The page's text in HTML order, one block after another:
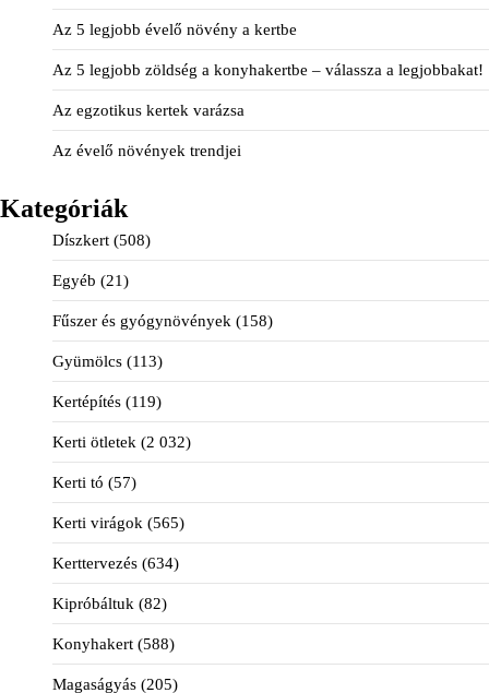
Az 5 legjobb évelő növény a kertbe
Az 5 legjobb zöldség a konyhakertbe – válassza a legjobbakat!
Az egzotikus kertek varázsa
Az évelő növények trendjei
Kategóriák
Díszkert (508)
Egyéb (21)
Fűszer és gyógynövények (158)
Gyümölcs (113)
Kertépítés (119)
Kerti ötletek (2 032)
Kerti tó (57)
Kerti virágok (565)
Kerttervezés (634)
Kipróbáltuk (82)
Konyhakert (588)
Magaságyás (205)